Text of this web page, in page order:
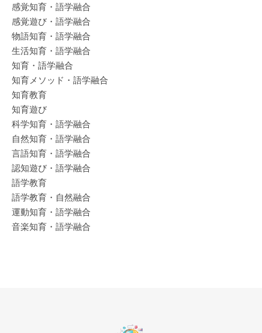
感覚知育・語学融合
感覚遊び・語学融合
物語知育・語学融合
生活知育・語学融合
知育・語学融合
知育メソッド・語学融合
知育教育
知育遊び
科学知育・語学融合
自然知育・語学融合
言語知育・語学融合
認知遊び・語学融合
語学教育
語学教育・自然融合
運動知育・語学融合
音楽知育・語学融合